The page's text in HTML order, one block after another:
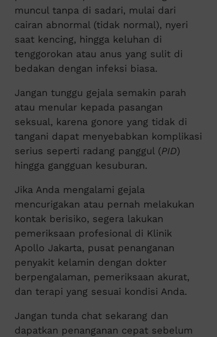
muncul tanpa di sadari, mulai dari
cairan abnormal (tidak normal), nyeri
saat kencing, hingga keluhan di
tenggorokan atau anus yang sulit di
bedakan dengan infeksi biasa.
Jangan tunggu gejala semakin parah
atau menular kepada pasangan
seksual, karena gonore yang tidak di
tangani dapat menyebabkan komplikasi
serius seperti radang panggul (PID)
hingga gangguan kesuburan.
Jika Anda mengalami gejala
mencurigakan atau pernah melakukan
kontak berisiko, segera lakukan
pemeriksaan profesional di Klinik
Apollo Jakarta, pusat penanganan
penyakit kelamin dengan dokter
berpengalaman, pemeriksaan akurat,
dan terapi yang sesuai kondisi Anda.
Jangan tunda chat sekarang dan
dapatkan penanganan cepat sebelum